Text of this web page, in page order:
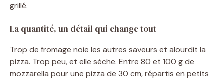
grillé.
La quantité, un détail qui change tout
Trop de fromage noie les autres saveurs et alourdit la
pizza. Trop peu, et elle sèche. Entre 80 et 100 g de
mozzarella pour une pizza de 30 cm, répartis en petits